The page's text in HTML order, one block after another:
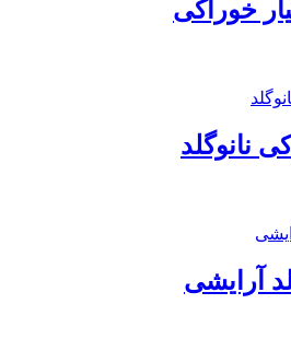
نانوگلد
آرایشی